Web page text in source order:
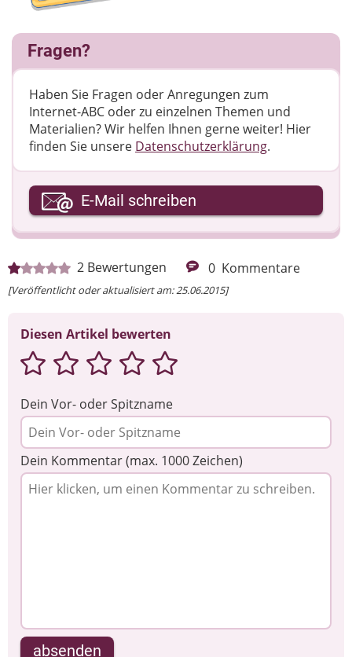
2 Bewertungen 0 Kommentare
[Veröffentlicht oder aktualisiert am: 25.06.2015]
Diesen Artikel bewerten
Dein Vor- oder Spitzname
Dein Kommentar (max. 1000 Zeichen)
absenden
Fragen?
Haben Sie Fragen oder Anregungen zum
Internet-ABC oder zu einzelnen Themen und
Materialien? Wir helfen Ihnen gerne weiter! ​Hier
finden Sie unsere Datenschutzerklärung.
Ihre E-Mail-Adresse
Ihre Nachricht
E-Mail schreiben